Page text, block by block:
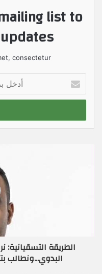
list to
consectetur.
خ
ب
الطريقة
البدوي...ونطالب